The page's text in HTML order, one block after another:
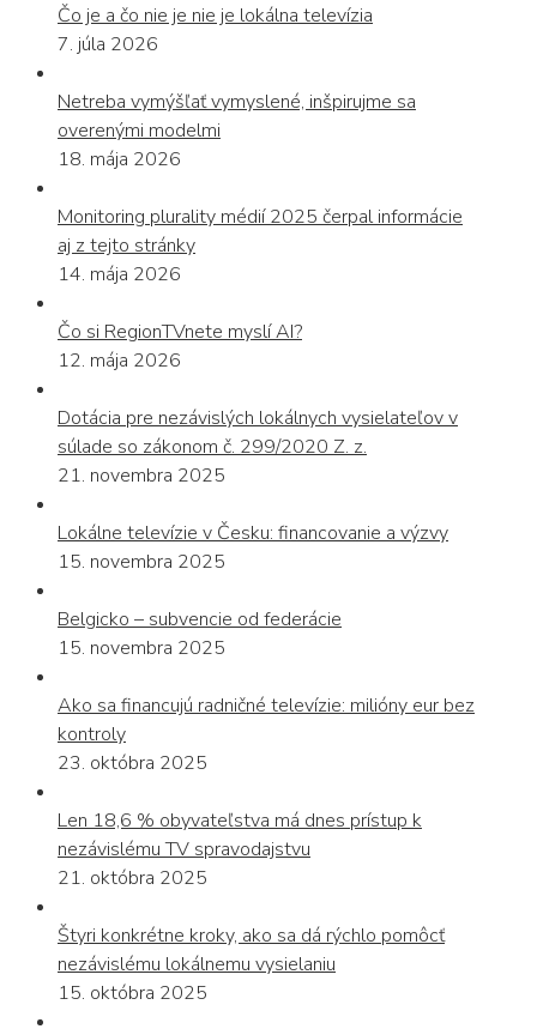
Čo je a čo nie je nie je lokálna televízia
7. júla 2026
Netreba vymýšľať vymyslené, inšpirujme sa
overenými modelmi
18. mája 2026
Monitoring plurality médií 2025 čerpal informácie
aj z tejto stránky
14. mája 2026
Čo si RegionTVnete myslí AI?
12. mája 2026
Dotácia pre nezávislých lokálnych vysielateľov v
súlade so zákonom č. 299/2020 Z. z.
21. novembra 2025
Lokálne televízie v Česku: financovanie a výzvy
15. novembra 2025
Belgicko – subvencie od federácie
15. novembra 2025
Ako sa financujú radničné televízie: milióny eur bez
kontroly
23. októbra 2025
Len 18,6 % obyvateľstva má dnes prístup k
nezávislému TV spravodajstvu
21. októbra 2025
Štyri konkrétne kroky, ako sa dá rýchlo pomôcť
nezávislému lokálnemu vysielaniu
15. októbra 2025